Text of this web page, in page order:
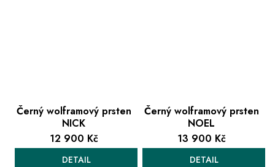
Černý wolframový prsten
NICK
12 900 Kč
DETAIL
Černý wolframový prsten
NOEL
13 900 Kč
DETAIL